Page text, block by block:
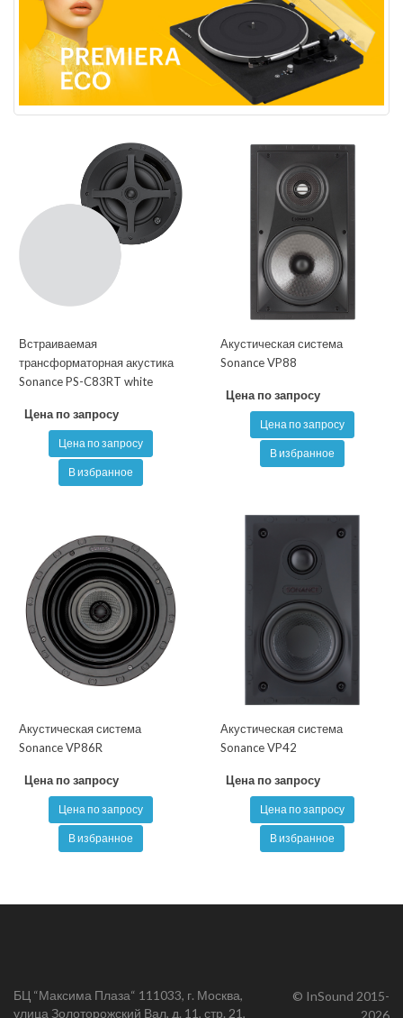
Встраиваемая
трансформаторная акустика
Sonance PS-C83RT white
Цена по запросу
Цена по запросу
В избранное
Акустическая система
Sonance VP88
Цена по запросу
Цена по запросу
В избранное
Акустическая система
Sonance VP86R
Цена по запросу
Цена по запросу
В избранное
Акустическая система
Sonance VP42
Цена по запросу
Цена по запросу
В избранное
БЦ “Максима Плаза“ 111033, г. Москва,
улица Золоторожский Вал, д. 11, стр. 21,
© InSound 2015-